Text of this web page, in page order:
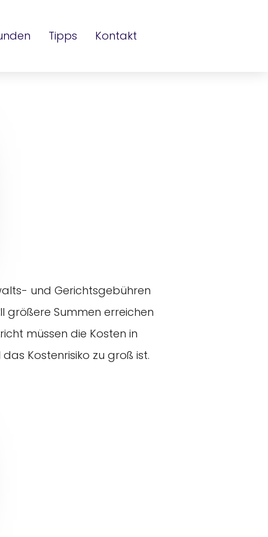
Tipps Kontakt
und Gerichtsgebühren
größere Summen erreichen
müssen die Kosten in
Kostenrisiko zu groß ist.